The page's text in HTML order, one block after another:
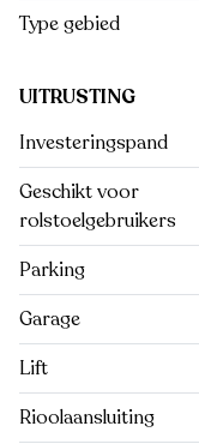
Type gebied
UITRUSTING
Investeringspand
Geschikt voor
rolstoelgebruikers
Parking
Garage
Lift
Rioolaansluiting